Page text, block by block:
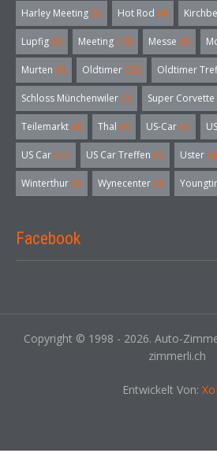
Harley Meeting (5) Hot Rod (4)
Lupfig (3) Meeting (18) Messe (5)
Murten (3) Oldtimer (32) Oldtimer
Schloss Münchenwiler (3) Super Corvette
Teilemarkt (4) Thal (3) US-Car (6)
US Car (57) US Car Treffen (6) Uster (4)
Winterthur (3) Wynecenter (3)
Facebook
Copyright © 1998 - 2026. Auto-
zimmerli.ch
Entwickelt Von: